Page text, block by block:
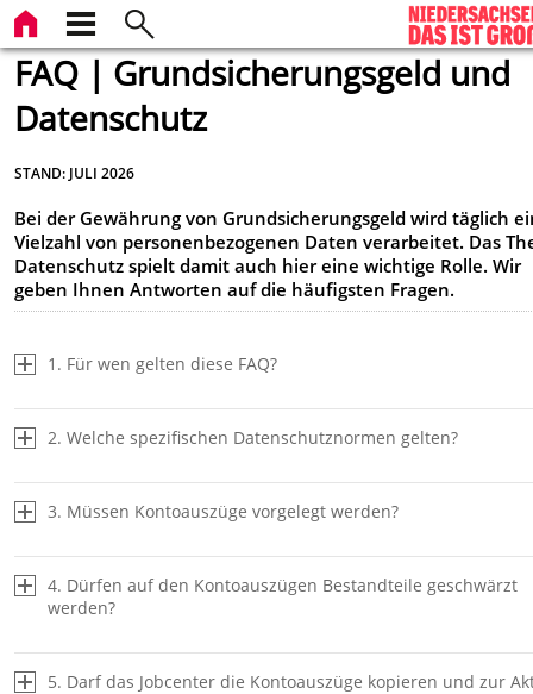
FAQ | Grundsicherungsgeld und
Datenschutz
STAND: JULI 2026
Bei der Gewährung von Grundsicherungsgeld wird täglich
Vielzahl von personenbezogenen Daten verarbeitet. Das
Datenschutz spielt damit auch hier eine wichtige Rolle. Wir
geben Ihnen Antworten auf die häufigsten Fragen.
1. Für wen gelten diese FAQ?
2. Welche spezifischen Datenschutznormen gelten?
3. Müssen Kontoauszüge vorgelegt werden?
4. Dürfen auf den Kontoauszügen Bestandteile geschwärzt
werden?
5. Darf das Jobcenter die Kontoauszüge kopieren und zur